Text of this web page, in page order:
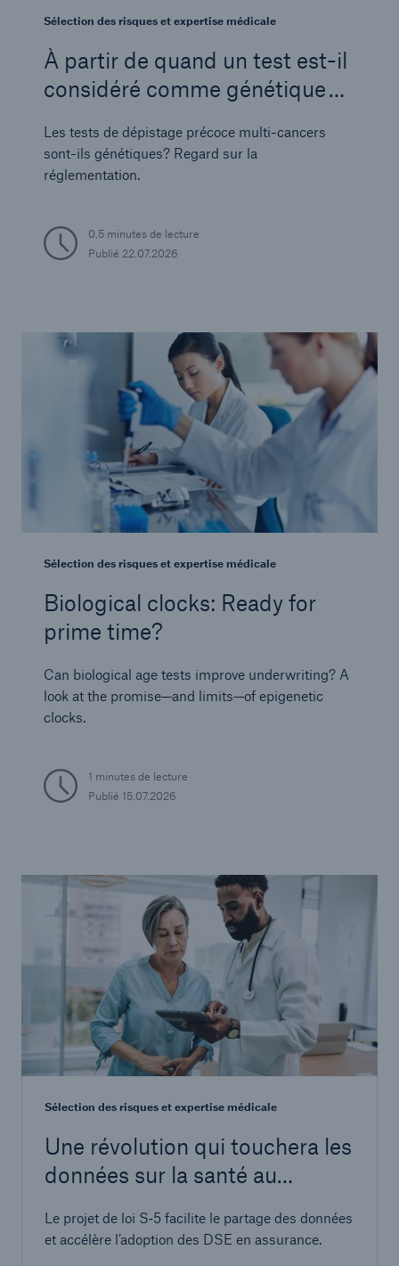
Sélection des risques et expertise médicale
À partir de quand un test est-il
considéré comme génétique ?
précoce des cancers multiples
Les tests de dépistage précoce multi-cancers
sont-ils génétiques? Regard sur la
réglementation.
0,5 minutes de lecture
Publié 22.07.2026
Sélection des risques et expertise médicale
Biological clocks: Ready for
prime time?
Can biological age tests improve underwriting? A
look at the promise—and limits—of epigenetic
clocks.
1 minutes de lecture
Publié 15.07.2026
Sélection des risques et expertise médicale
Une révolution qui touchera les
données sur la santé au
Le projet de loi S‑5 facilite le partage des données
et accélère l’adoption des DSE en assurance.